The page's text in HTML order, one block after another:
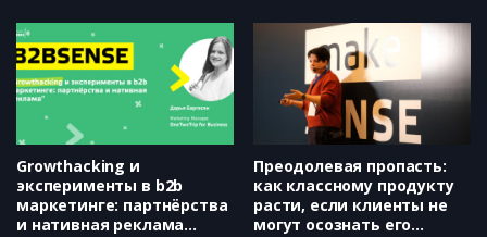
Growthacking и
эксперименты в b2b
маркетинге: партнёрства
и нативная реклама
Преодолевая пропасть:
как классному продукту
расти, если клиенты не
могут осознать его